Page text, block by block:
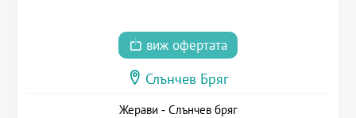
виж офертата
Слънчев Бряг
Жерави - Слънчев бряг